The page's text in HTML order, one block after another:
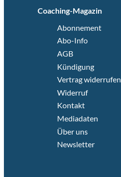
Coaching-Magazin
Abonnement
Abo-Info
AGB
Kündigung
Vertrag widerrufen
Widerruf
Kontakt
Mediadaten
Über uns
Newsletter